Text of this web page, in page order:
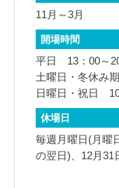
11月～3月
開場時間
平日 13：00～
土曜日・冬休み
日曜日・祝日
休場日
毎週月曜日(月曜
の翌日)、12月31